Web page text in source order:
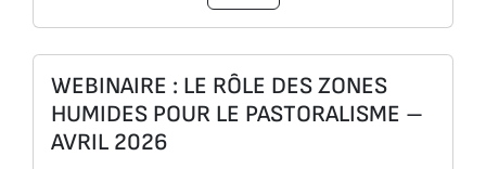
WEBINAIRE : LE RÔLE DES ZONES
HUMIDES POUR LE PASTORALISME –
AVRIL 2026